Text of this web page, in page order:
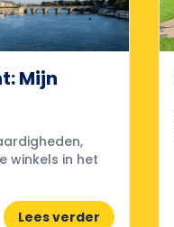
Mijn
winkels in het
Lees verder